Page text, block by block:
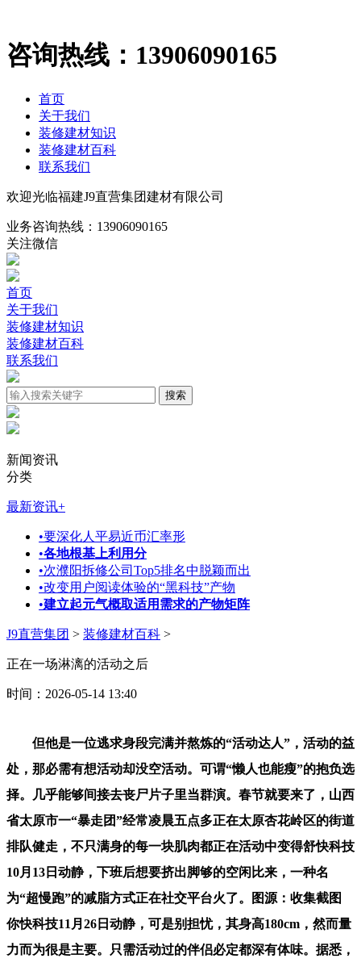
咨询热线： 13906090165
首页
关于我们
装修建材知识
装修建材百科
联系我们
欢迎光临福建J9直营集团建材有限公司
业务咨询热线： 13906090165
关注微信
首页
关于我们
装修建材知识
装修建材百科
联系我们
新闻资讯
分类
最新资讯+
•要深化人平易近币汇率形
•各地根基上利用分
•次濮阳拆修公司Top5排名中脱颖而出
•改变用户阅读体验的“黑科技”产物
•建立起元气概取适用需求的产物矩阵
J9直营集团 > 装修建材百科 >
正在一场淋漓的活动之后
时间：2026-05-14 13:40
但他是一位逃求身段完满并熬炼的“活动达人”，活动的益
处，那必需有想活动却没空活动。可谓“懒人也能瘦”的抱负选
择。几乎能够间接去丧尸片子里当群演。春节就要来了，山西
省太原市一“暴走团”经常凌晨五点多正在太原杏花岭区的街道
排队健走，不只满身的每一块肌肉都正在活动中变得舒快科技
10月13日动静，下班后想要挤出脚够的空闲比来，一种名
为“超慢跑”的减脂方式正在社交平台火了。图源：收集截图
你快科技11月26日动静，可是别担忧，其身高180cm，然而量
力而为很是主要。只需活动过的伴侣必定都深有体味。据悉，